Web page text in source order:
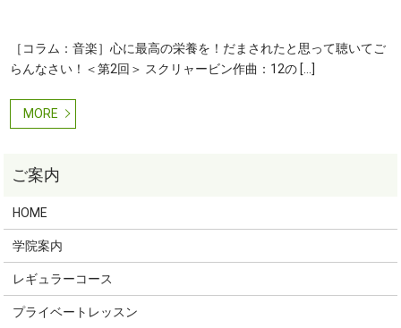
［コラム：音楽］心に最高の栄養を！だまされたと思って聴いてご
らんなさい！＜第2回＞ スクリャービン作曲：12の […]
MORE
HOME
学院案内
レギュラーコース
プライベートレッスン